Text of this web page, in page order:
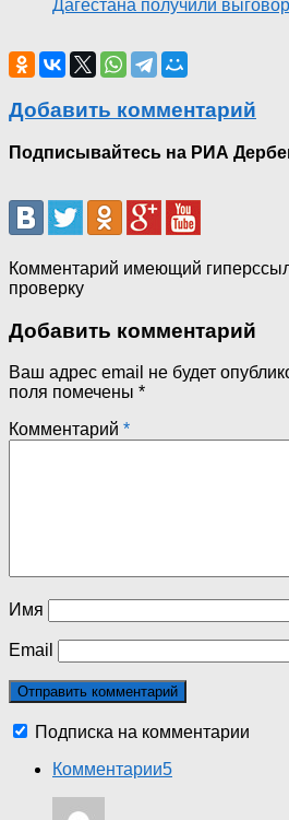
Дагестана получили
Добавить комментарий
Подписывайтесь на РИА
Комментарий имеющий
проверку
Добавить комментарий
Ваш адрес email не будет
поля помечены *
Комментарий *
Имя
Email
Подписка на комментарии
Комментарии5